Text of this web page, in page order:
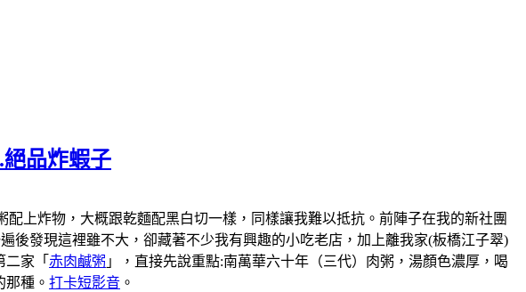
絕品炸蝦子
上炸物，大概跟乾麵配黑白切一樣，同樣讓我難以抵抗。前陣子在我的新社團
後發現這裡雖不大，卻藏著不少我有興趣的小吃老店，加上離我家(板橋江子翠)
家「 赤肉鹹粥 」，直接先說重點:南萬華六十年（三代）肉粥，湯顏色濃厚，喝
種。 打卡短影音 。